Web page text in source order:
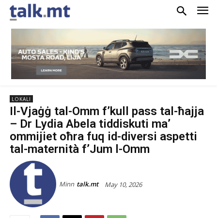
LOKALI
Il-Vjaġġ tal-Omm f’kull pass tal-ħajja
– Dr Lydia Abela tiddiskuti ma’
ommijiet oħra fuq id-diversi aspetti
tal-maternità f’Jum l-Omm
Minn talk.mt May 10, 2026